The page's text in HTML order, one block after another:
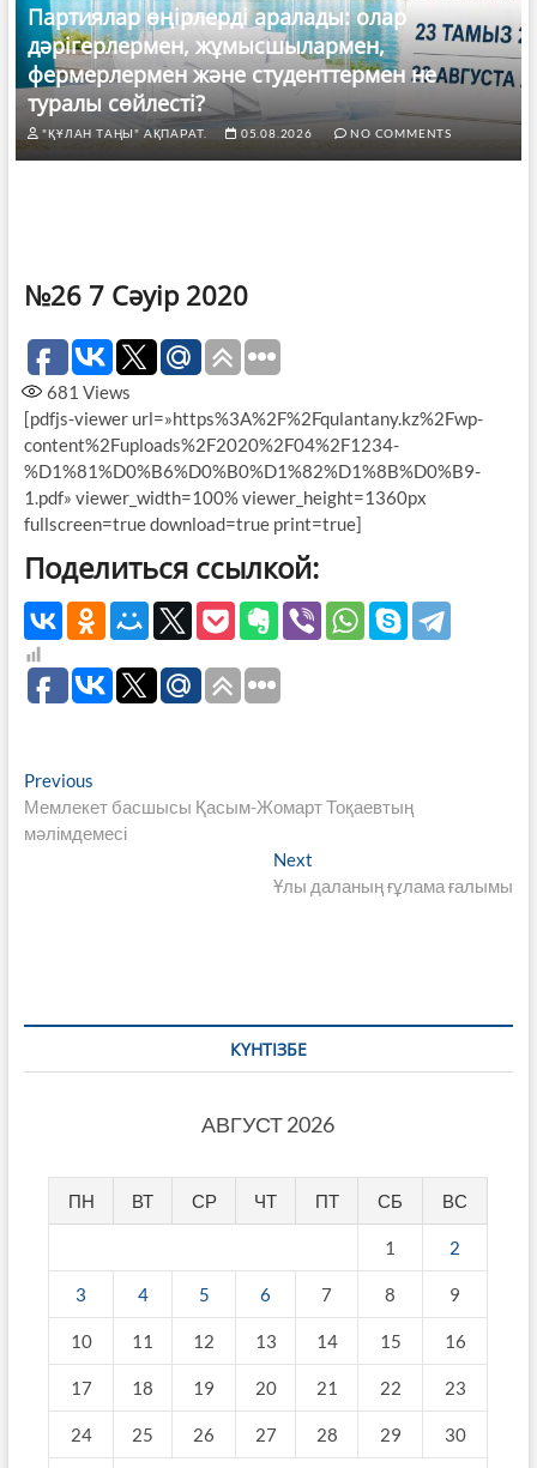
Партиялар өңірлерді аралады: олар
дәрігерлермен, жұмысшылармен,
фермерлермен және студенттермен не
туралы сөйлесті?
"ҚҰЛАН ТАҢЫ" АҚПАРАТ. 05.08.2026 NO COMMENTS
№26 7 Сәуір 2020
681 Views
[pdfjs-viewer url=»https%3A%2F%2Fqulantany.kz%2Fwp-
content%2Fuploads%2F2020%2F04%2F1234-
%D1%81%D0%B6%D0%B0%D1%82%D1%8B%D0%B9-
1.pdf» viewer_width=100% viewer_height=1360px
fullscreen=true download=true print=true]
Поделиться ссылкой:
Навигация
по
PreviousPrevious
post:
Мемлекет басшысы Қасым-Жомарт Тоқаевтың
мәлімдемесі
Next
post:
Ұлы даланың ғұлама ғалымы
КҮНТІЗБЕ
АВГУСТ 2026
ПН ВТ СР ЧТ ПТ СБ ВС
1 2
3 4 5 6 7 8 9
10 11 12 13 14 15 16
17 18 19 20 21 22 23
24 25 26 27 28 29 30